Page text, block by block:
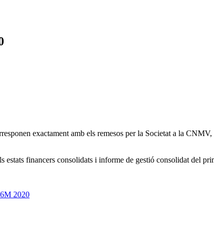
exactament amb els remesos per la Societat a la
financers consolidats i informe de gestió consolidat del
2020